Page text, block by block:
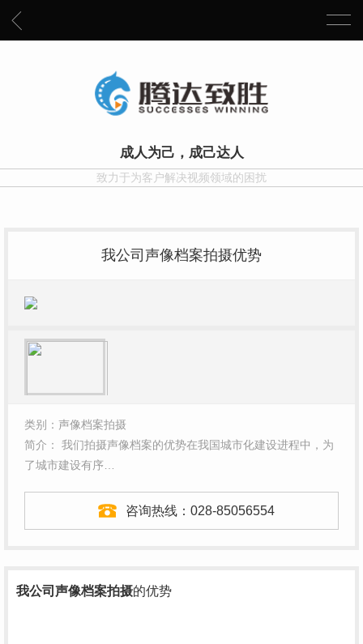
成人为己，成己达人
致力于为客户解决视频领域的困扰
我公司声像档案拍摄优势
类别：声像档案拍摄
简介： 我们拍摄声像档案的优势在我国城市化建设进程中，为
了城市建设有序…
咨询热线： 028-85056554
我公司声像档案拍摄的优势